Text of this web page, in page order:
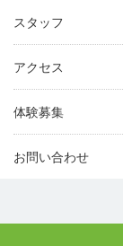
スタッフ
アクセス
体験募集
お問い合わせ